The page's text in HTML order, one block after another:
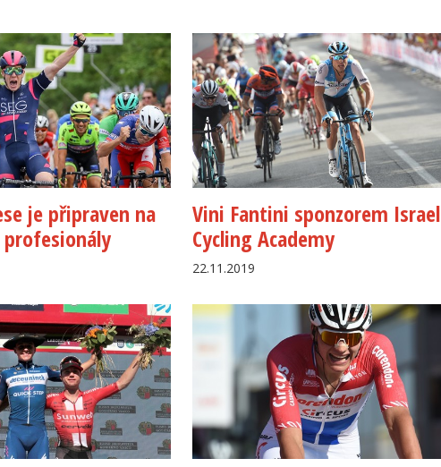
je připraven na
Vini Fantini sponzorem Israel
Cycling Academy
22.11.2019